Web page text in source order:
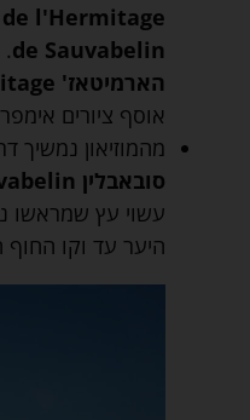
de Sauvabelin
.
הארמיטאז' Fondation de l'Hermitage
אוסף ציורים
מהמוזיאון נמשיך
סובאבלין Tour de Sauvabelin,
עשוי עץ שמראשו
היער עד וקו החוף